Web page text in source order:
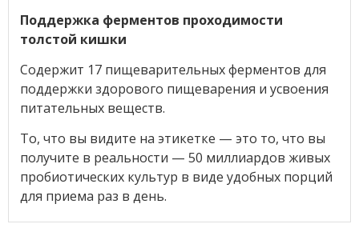
Поддержка ферментов проходимости
толстой кишки
Содержит 17 пищеварительных ферментов для
поддержки здорового пищеварения и усвоения
питательных веществ.
То, что вы видите на этикетке — это то, что вы
получите в реальности — 50 миллиардов живых
пробиотических культур в виде удобных порций
для приема раз в день.